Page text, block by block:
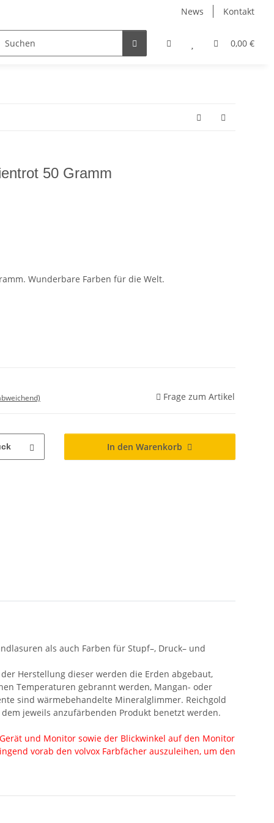
News Kontakt
0,00 €
WEITERES
50 Gramm
Wunderbare Farben für die Welt.
Frage zum Artikel
In den Warenkorb
als auch Farben für Stupf–, Druck– und
Herstellung dieser werden die Erden abgebaut,
Temperaturen gebrannt werden, Mangan- oder
sind wärmebehandelte Mineralglimmer. Reichgold
jeweils anzufärbenden Produkt benetzt werden.
und Monitor sowie der Blickwinkel auf den Monitor
vorab den volvox Farbfächer auszuleihen, um den